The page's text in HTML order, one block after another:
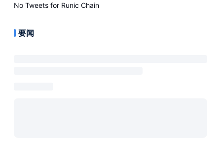
No Tweets for Runic Chain
要闻